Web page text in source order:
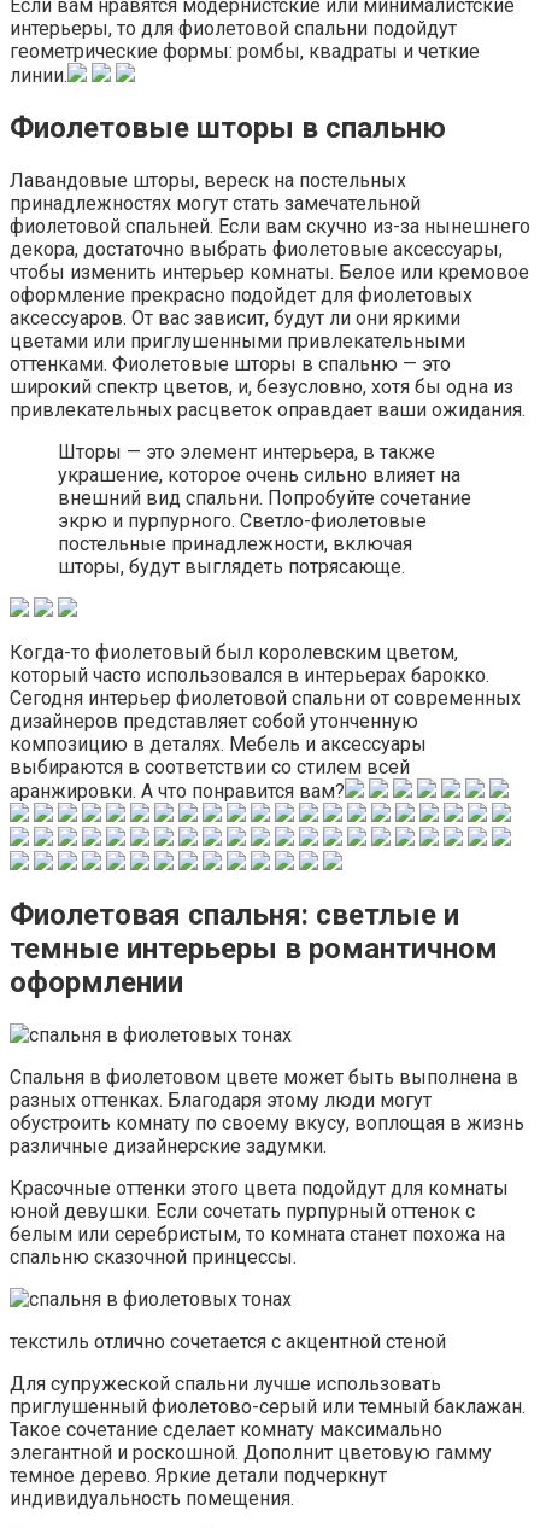
Если вам нравятся модернистские или минималистские
интерьеры, то для фиолетовой спальни подойдут
геометрические формы: ромбы, квадраты и четкие
линии.
Фиолетовые шторы в спальню
Лавандовые шторы, вереск на постельных
принадлежностях могут стать замечательной
фиолетовой спальней. Если вам скучно из-за нынешнего
декора, достаточно выбрать фиолетовые аксессуары,
чтобы изменить интерьер комнаты. Белое или кремовое
оформление прекрасно подойдет для фиолетовых
аксессуаров. От вас зависит, будут ли они яркими
цветами или приглушенными привлекательными
оттенками. Фиолетовые шторы в спальню — это
широкий спектр цветов, и, безусловно, хотя бы одна из
привлекательных расцветок оправдает ваши ожидания.
Шторы — это элемент интерьера, в также
украшение, которое очень сильно влияет на
внешний вид спальни. Попробуйте сочетание
экрю и пурпурного. Светло-фиолетовые
постельные принадлежности, включая
шторы, будут выглядеть потрясающе.
Когда-то фиолетовый был королевским цветом,
который часто использовался в интерьерах барокко.
Сегодня интерьер фиолетовой спальни от современных
дизайнеров представляет собой утонченную
композицию в деталях. Мебель и аксессуары
выбираются в соответствии со стилем всей
аранжировки. А что понравится вам?
Фиолетовая спальня: светлые и
темные интерьеры в романтичном
оформлении
Спальня в фиолетовом цвете может быть выполнена в
разных оттенках. Благодаря этому люди могут
обустроить комнату по своему вкусу, воплощая в жизнь
различные дизайнерские задумки.
Красочные оттенки этого цвета подойдут для комнаты
юной девушки. Если сочетать пурпурный оттенок с
белым или серебристым, то комната станет похожа на
спальню сказочной принцессы.
текстиль отлично сочетается с акцентной стеной
Для супружеской спальни лучше использовать
приглушенный фиолетово-серый или темный баклажан.
Такое сочетание сделает комнату максимально
элегантной и роскошной. Дополнит цветовую гамму
темное дерево. Яркие детали подчеркнут
индивидуальность помещения.